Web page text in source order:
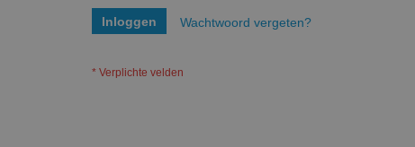
Inloggen Wachtwoord vergeten?